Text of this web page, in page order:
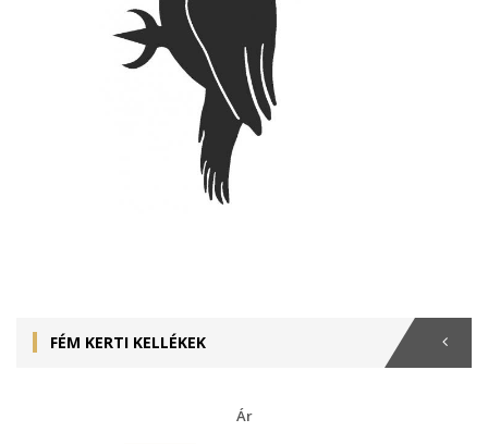
FÉM KERTI KELLÉKEK
Ár